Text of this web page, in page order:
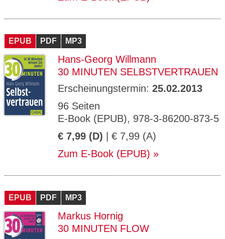
EPUB PDF MP3
Hans-Georg Willmann
30 MINUTEN SELBSTVERTRAUEN
Erscheinungstermin: 25.02.2013
96 Seiten
E-Book (EPUB), 978-3-86200-873-5
€ 7,99 (D) | € 7,99 (A)
Zum E-Book (EPUB)
EPUB PDF MP3
Markus Hornig
30 MINUTEN FLOW